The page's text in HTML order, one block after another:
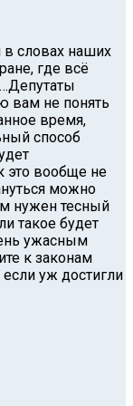
в словах наших
где всё
вам не понять
время,
способ
это вообще не
можно
нужен тесный
такое будет
ужасным
к законам
если уж достигли